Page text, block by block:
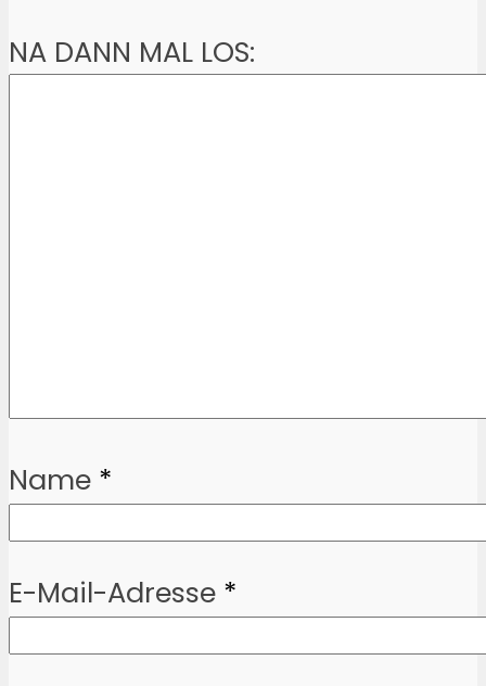
NA DANN MAL LOS:
Name *
E-Mail-Adresse *